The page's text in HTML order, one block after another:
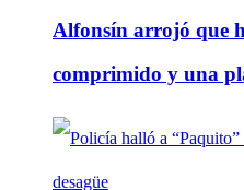
Alfonsín arrojó que
comprimido y una